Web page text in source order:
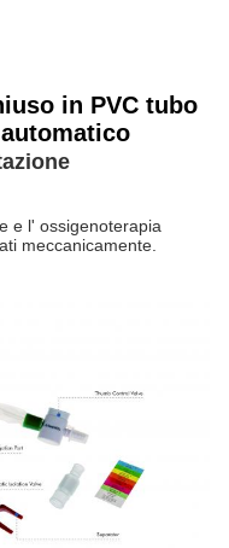
in PVC tubo
e l' ossigenoterapia
meccanicamente.